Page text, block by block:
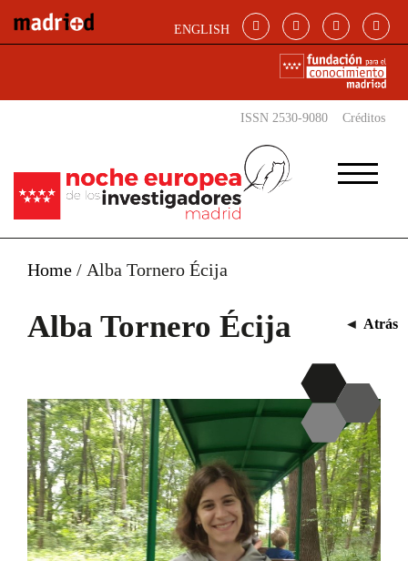
ENGLISH
ISSN 2530-9080 Créditos
Home / Alba Tornero Écija
Alba Tornero Écija ◄ Atrás